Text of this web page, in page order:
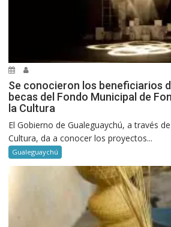
Se conocieron los beneficiarios
becas del Fondo Municipal de
la Cultura
El Gobierno de Gualeguaychú, a través
Cultura, da a conocer los proyectos...
Gualeguaychú